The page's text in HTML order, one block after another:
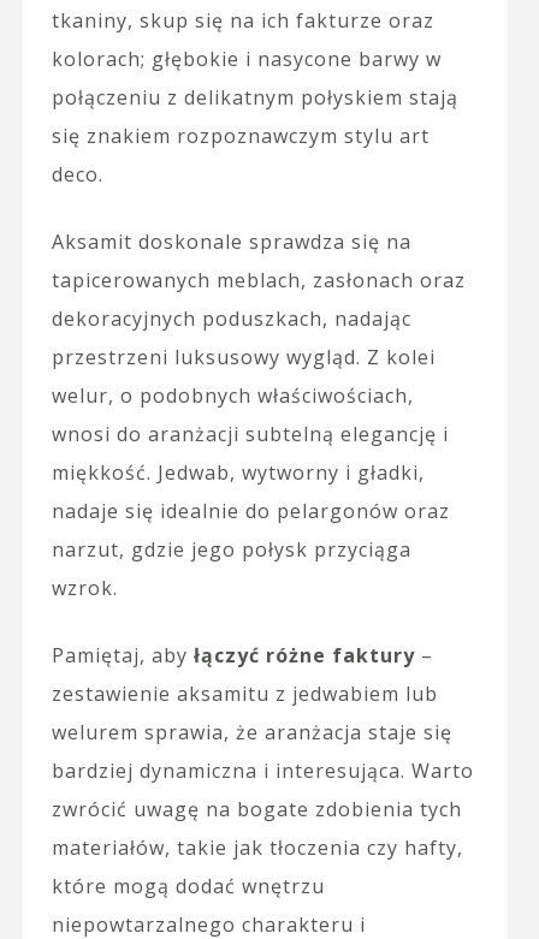
tkaniny, skup się na ich fakturze oraz
kolorach; głębokie i nasycone barwy w
połączeniu z delikatnym połyskiem stają
się znakiem rozpoznawczym stylu art
deco.
Aksamit doskonale sprawdza się na
tapicerowanych meblach, zasłonach oraz
dekoracyjnych poduszkach, nadając
przestrzeni luksusowy wygląd. Z kolei
welur, o podobnych właściwościach,
wnosi do aranżacji subtelną elegancję i
miękkość. Jedwab, wytworny i gładki,
nadaje się idealnie do pelargonów oraz
narzut, gdzie jego połysk przyciąga
wzrok.
Pamiętaj, aby łączyć różne faktury–
zestawienie aksamitu z jedwabiem lub
welurem sprawia, że aranżacja staje się
bardziej dynamiczna i interesująca. Warto
zwrócić uwagę na bogate zdobienia tych
materiałów, takie jak tłoczenia czy hafty,
które mogą dodać wnętrzu
niepowtarzalnego charakteru i